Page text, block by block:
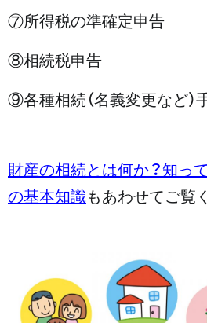
⑦所得税の準確定申告
⑧相続税申告
⑨各種相続（名義変更など）
財産の相続とは何か？知っ
の基本知識もあわせてご覧